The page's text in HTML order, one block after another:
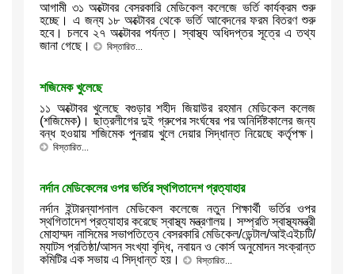
আগামী ৩১ অক্টোবর বেসরকারি মেডিকেল কলেজে ভর্তি কার্যক্রম শুরু
হচ্ছে। এ জন্য ১৮ অক্টোবর থেকে ভর্তি আবেদনের ফরম বিতরণ শুরু
হবে। চলবে ২৭ অক্টোবর পর্যন্ত। স্বাস্থ্য অধিদপ্তর সূত্রে এ তথ্য
জানা গেছে।
বিস্তারিত...
শজিমেক খুলেছে
১১ অক্টোবর খুলেছে বগুড়ার শহীদ জিয়াউর রহমান মেডিকেল কলেজ
(শজিমেক)। ছাত্রলীগের দুই গ্রুপের সংর্ঘষের পর অনির্দিষ্টকালের জন্য
বন্ধ হওয়ায় শজিমেক পুনরায় খুলে দেয়ার সিদ্ধান্ত নিয়েছে কর্তৃপক্ষ।
বিস্তারিত...
নর্দান মেডিকেলের ওপর ভর্তির স্থগিতাদেশ প্রত্যাহার
নর্দান ইন্টারন্যাশনাল মেডিকেল কলেজে নতুন শিক্ষার্থী ভর্তির ওপর
স্থগিতাদেশ প্রত্যাহার করেছে স্বাস্থ্য মন্ত্রণালয়। সম্প্রতি স্বাস্থ্যমন্ত্রী
মোহাম্মদ নাসিমের সভাপতিত্বে বেসরকারি মেডিকেল/ডেন্টাল/আইএইচটি/
ম্যাটস প্রতিষ্ঠা/আসন সংখ্যা বৃদ্ধি, নবায়ন ও কোর্স অনুমোদন সংক্রান্ত
কমিটির এক সভায় এ সিদ্ধান্ত হয়।
বিস্তারিত...